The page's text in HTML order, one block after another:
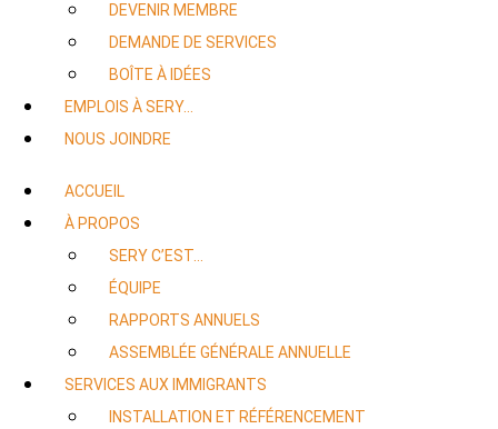
DEVENIR MEMBRE
DEMANDE DE SERVICES
BOÎTE À IDÉES
EMPLOIS À SERY…
NOUS JOINDRE
ACCUEIL
À PROPOS
SERY C’EST…
ÉQUIPE
RAPPORTS ANNUELS
ASSEMBLÉE GÉNÉRALE ANNUELLE
SERVICES AUX IMMIGRANTS
INSTALLATION ET RÉFÉRENCEMENT